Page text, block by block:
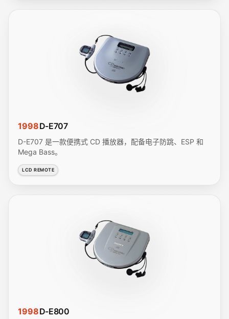
1998D-E707
D-E707 是一款便携式 CD 播放器，配备电子防跳、ESP 和
Mega Bass。
LCD REMOTE
1998D-E800